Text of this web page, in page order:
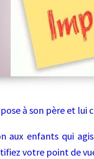
à son père et lui
aux enfants qui
votre point de